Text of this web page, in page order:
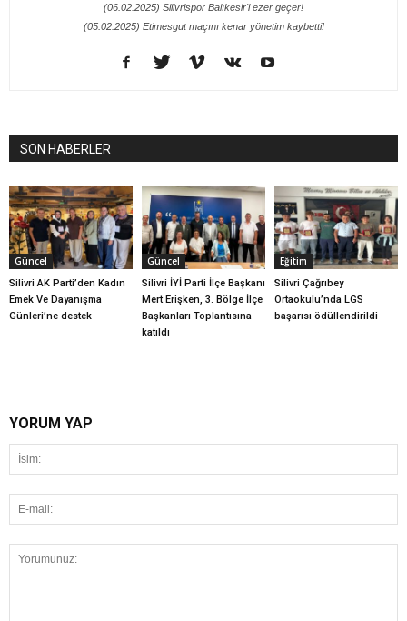
(06.02.2025) Silivrispor Balıkesir'i ezer geçer!
(05.02.2025) Etimesgut maçını kenar yönetim kaybetti!
SON HABERLER
Güncel
Silivri AK Parti’den Kadın
Emek Ve Dayanışma
Günleri’ne destek
Güncel
Silivri İYİ Parti İlçe Başkanı
Mert Erişken, 3. Bölge İlçe
Başkanları Toplantısına
katıldı
Eğitim
Silivri Çağrıbey
Ortaokulu’nda LGS
başarısı ödüllendirildi
YORUM YAP